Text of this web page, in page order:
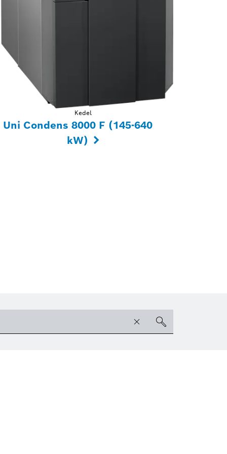
Kedel
Uni Condens 8000 F (145-640
kW)